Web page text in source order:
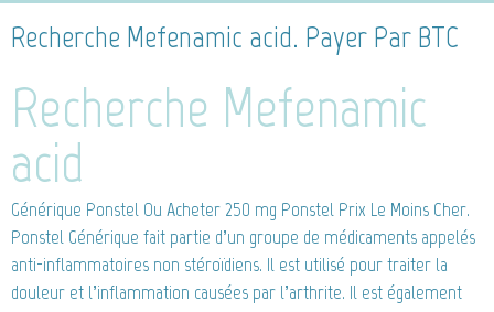
Recherche Mefenamic acid. Payer Par BTC
Recherche Mefenamic
acid
Générique Ponstel Ou Acheter 250 mg Ponstel Prix Le Moins Cher.
Ponstel Générique fait partie d’un groupe de médicaments appelés
anti-inflammatoires non stéroïdiens. Il est utilisé pour traiter la
douleur et l’inflammation causées par l’arthrite. Il est également